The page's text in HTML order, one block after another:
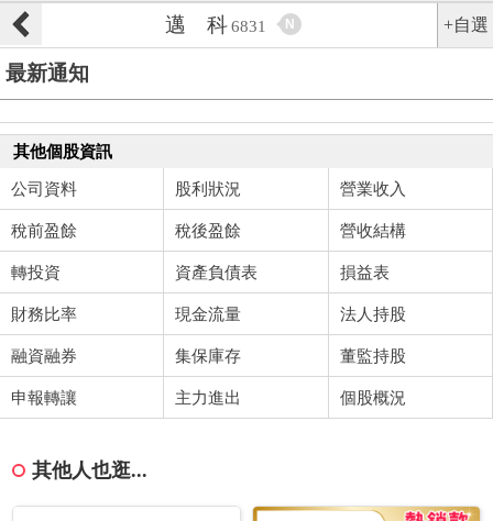
邁 科 6831 N +自選
最新通知
其他個股資訊
公司資料 股利狀況 營業收入
稅前盈餘 稅後盈餘 營收結構
轉投資 資產負債表 損益表
財務比率 現金流量 法人持股
融資融券 集保庫存 董監持股
申報轉讓 主力進出 個股概況
其他人也逛...